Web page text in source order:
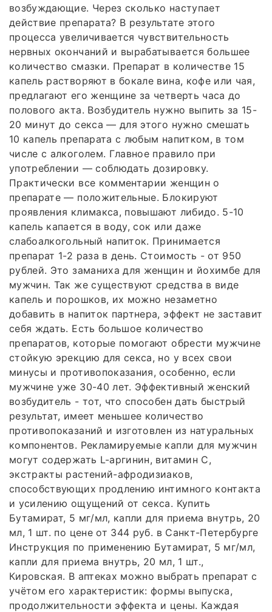
возбуждающие. Через сколько наступает
действие препарата? В результате этого
процесса увеличивается чувствительность
нервных окончаний и вырабатывается большее
количество смазки. Препарат в количестве 15
капель растворяют в бокале вина, кофе или чая,
предлагают его женщине за четверть часа до
полового акта. Возбудитель нужно выпить за 15-
20 минут до секса — для этого нужно смешать
10 капель препарата с любым напитком, в том
числе с алкоголем. Главное правило при
употреблении — соблюдать дозировку.
Практически все комментарии женщин о
препарате — положительные. Блокируют
проявления климакса, повышают либидо. 5-10
капель капается в воду, сок или даже
слабоалкогольный напиток. Принимается
препарат 1-2 раза в день. Стоимость - от 950
рублей. Это заманиха для женщин и йохимбе для
мужчин. Так же существуют средства в виде
капель и порошков, их можно незаметно
добавить в напиток партнера, эффект не заставит
себя ждать. Есть большое количество
препаратов, которые помогают обрести мужчине
стойкую эрекцию для секса, но у всех свои
минусы и противопоказания, особенно, если
мужчине уже 30-40 лет. Эффективный женский
возбудитель - тот, что способен дать быстрый
результат, имеет меньшее количество
противопоказаний и изготовлен из натуральных
компонентов. Рекламируемые капли для мужчин
могут содержать L-аргинин, витамин С,
экстракты растений-афродизиаков,
способствующих продлению интимного контакта
и усилению ощущений от секса. Купить
Бутамират, 5 мг/мл, капли для приема внутрь, 20
мл, 1 шт. по цене от 344 руб. в Санкт-Петербурге
Инструкция по применению Бутамират, 5 мг/мл,
капли для приема внутрь, 20 мл, 1 шт.,
Кировская. В аптеках можно выбрать препарат с
учётом его характеристик: формы выпуска,
продолжительности эффекта и цены. Каждая